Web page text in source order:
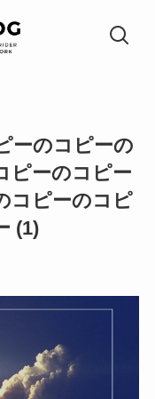
ーのコピーの
ピーのコピー
コピーのコピ
(1)